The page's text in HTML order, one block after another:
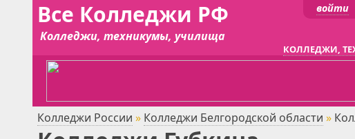
Все Колледжи РФ
Колледжи, техникумы, училища
войти
КОЛЛЕДЖИ,
Колледжи России » Колледжи Белгородской области »